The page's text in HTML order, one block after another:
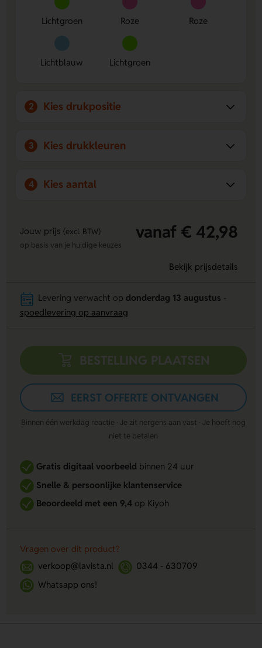
Lichtgroen Roze Roze
Lichtblauw Lichtgroen
2 Kies drukpositie
3 Kies drukkleuren
4 Kies aantal
Jouw prijs (excl. BTW) vanaf € 42,98
op basis van je huidige keuzes
Bekijk prijsdetails
Levering verwacht op donderdag 13 augustus
spoedlevering op aanvraag
BESTELLING PLAATSEN
EERST OFFERTE ONTVANGEN
Binnen één werkdag reactie · Je zit nergens aan vast · Je hoeft nog
niet te betalen
Gratis digitaal voorbeeldbinnen 24 uur
Snelle & persoonlijke klantenservice
Beoordeeld met een 9,4op Kiyoh
Vragen over dit product?
verkoop@lavista.nl
0344 - 630709
Whatsapp ons!